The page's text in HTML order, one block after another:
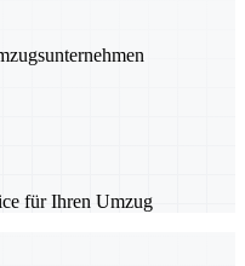
für Ihren Umzug